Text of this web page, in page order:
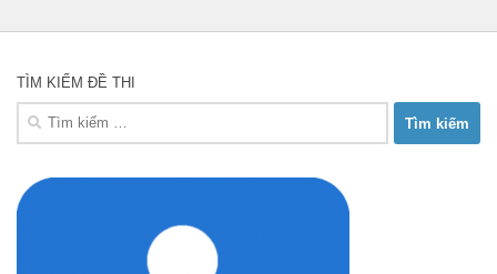
TÌM KIẾM ĐỀ THI
Tìm
kiếm